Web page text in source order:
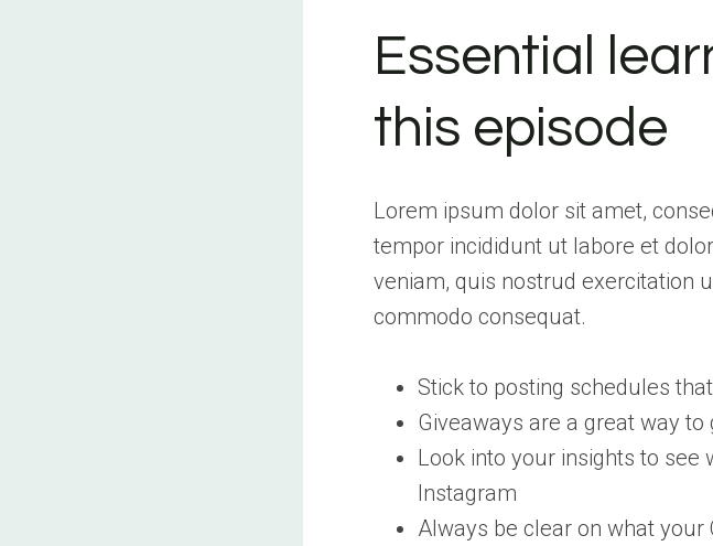
Essential
this episode
Lorem ipsum dolor sit amet,
tempor incididunt ut labore et
veniam, quis nostrud exercitation
commodo consequat.
Stick to posting schedules
Giveaways are a great way
Look into your insights to see
Instagram
Always be clear on what your